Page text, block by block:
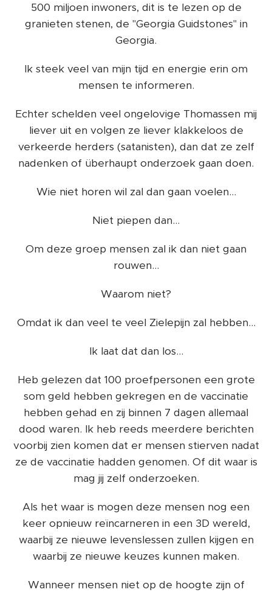
500 miljoen inwoners, dit is te lezen op de
granieten stenen, de "Georgia Guidstones" in
Georgia.
Ik steek veel van mijn tijd en energie erin om
mensen te informeren.
Echter schelden veel ongelovige Thomassen mij
liever uit en volgen ze liever klakkeloos de
verkeerde herders (satanisten), dan dat ze zelf
nadenken of überhaupt onderzoek gaan doen.
Wie niet horen wil zal dan gaan voelen...
Niet piepen dan...
Om deze groep mensen zal ik dan niet gaan
rouwen...
Waarom niet?
Omdat ik dan veel te veel Zielepijn zal hebben...
Ik laat dat dan los...
Heb gelezen dat 100 proefpersonen een grote
som geld hebben gekregen en de vaccinatie
hebben gehad en zij binnen 7 dagen allemaal
dood waren. Ik heb reeds meerdere berichten
voorbij zien komen dat er mensen stierven nadat
ze de vaccinatie hadden genomen. Of dit waar is
mag jij zelf onderzoeken.
Als het waar is mogen deze mensen nog een
keer opnieuw reïncarneren in een 3D wereld,
waarbij ze nieuwe levenslessen zullen kijgen en
waarbij ze nieuwe keuzes kunnen maken.
Wanneer mensen niet op de hoogte zijn of